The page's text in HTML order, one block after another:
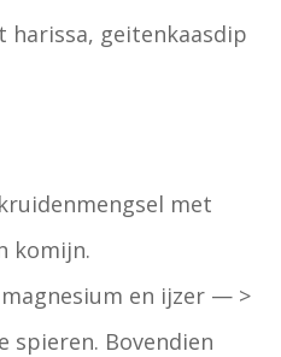
harissa, geitenkaasdip
met
komijn.
en ijzer — >
spieren. Bovendien